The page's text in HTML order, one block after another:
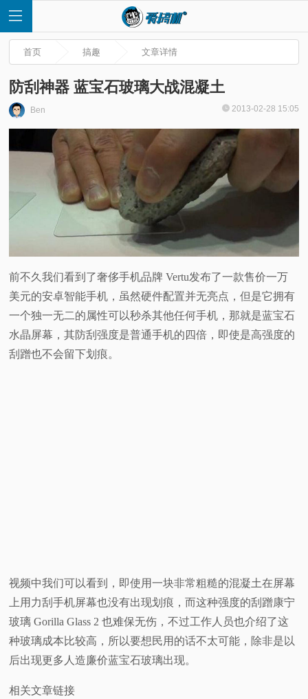
测
视
首页 搞趣 文章详情
防刮神器 蓝宝石玻璃大战混凝土
Ben 2013-02-28 15:05
前不久我们看到了奢侈手机品牌 Vertu发布了一款售价一万
美元的安卓智能手机，虽然硬件配置并无亮点，但是它拥有
一个独一无二的属性可以秒杀其他任何手机，那就是蓝宝石
水晶屏幕，其防刮强度是普通手机的四倍，即使是高强度的
刮蹭也不会留下划痕。
视频中我们可以看到，即使用一块非常粗糙的混凝土在屏幕
上用力刮手机屏幕也没有出现划痕，而这种强度的刮蹭康宁
玻璃 Gorilla Glass 2 也难保无伤，不过工作人员也介绍了这
种玻璃成本比较高，所以要想民用的话不太可能，除非是以
后出现更多人造廉价蓝宝石玻璃出现。
相关文章链接